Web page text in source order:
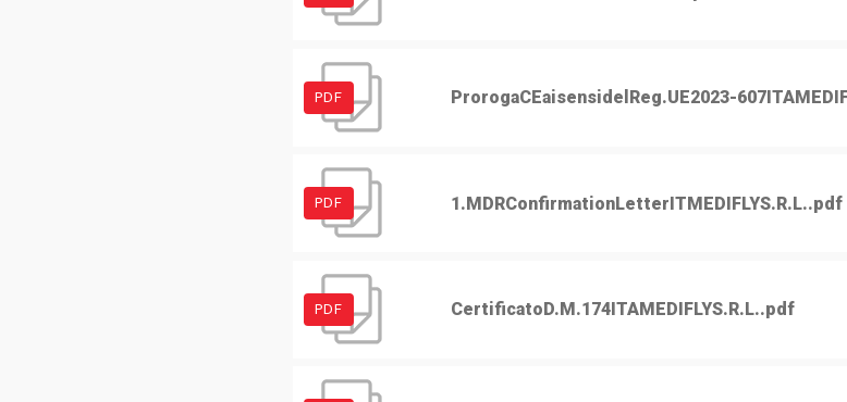
PDF ProrogaCEaisensidelReg.UE2023-
PDF 1.MDRConfirmationLetterITMEDIFLYS.R.L..pdf
PDF CertificatoD.M.174ITAMEDIFLYS.R.L..pdf